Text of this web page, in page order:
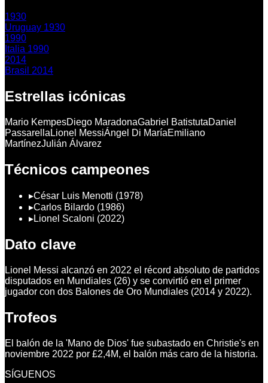
1930
Uruguay 1930
1990
Italia 1990
2014
Brasil 2014
Estrellas icónicas
Mario KempesDiego MaradonaGabriel BatistutaDaniel
Passarella Lionel MessiÁngel Di MaríaEmiliano
MartínezJulián Álvarez
Técnicos campeones
▸César Luis Menotti (1978)
▸Carlos Bilardo (1986)
▸Lionel Scaloni (2022)
Dato clave
Lionel Messi alcanzó en 2022 el récord absoluto de partidos
disputados en Mundiales (26) y se convirtió en el primer
jugador con dos Balones de Oro Mundiales (2014 y 2022).
Trofeos
El balón de la 'Mano de Dios' fue subastado en Christie's en
noviembre 2022 por £2,4M, el balón más caro de la historia.
SÍGUENOS